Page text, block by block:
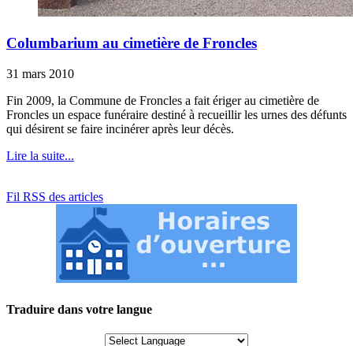
Columbarium au cimetière de Froncles
31 mars 2010
Fin 2009, la Commune de Froncles a fait ériger au cimetière de
Froncles un espace funéraire destiné à recueillir les urnes des défunts
qui désirent se faire incinérer après leur décès.
Lire la suite...
Fil RSS des articles
Traduire dans votre langue